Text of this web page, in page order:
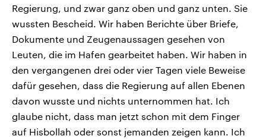
Regierung, und zwar ganz oben und ganz unten. Sie
wussten Bescheid. Wir haben Berichte über Briefe,
Dokumente und Zeugenaussagen gesehen von
Leuten, die im Hafen gearbeitet haben. Wir haben in
den vergangenen drei oder vier Tagen viele Beweise
dafür gesehen, dass die Regierung auf allen Ebenen
davon wusste und nichts unternommen hat. Ich
glaube nicht, dass man jetzt schon mit dem Finger
auf Hisbollah oder sonst jemanden zeigen kann. Ich